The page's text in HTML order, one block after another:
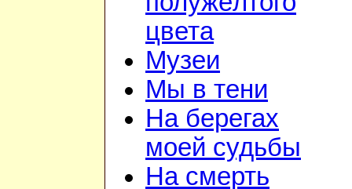
цвета
Музеи
Мы в тени
На берегах
моей судьбы
На смерть